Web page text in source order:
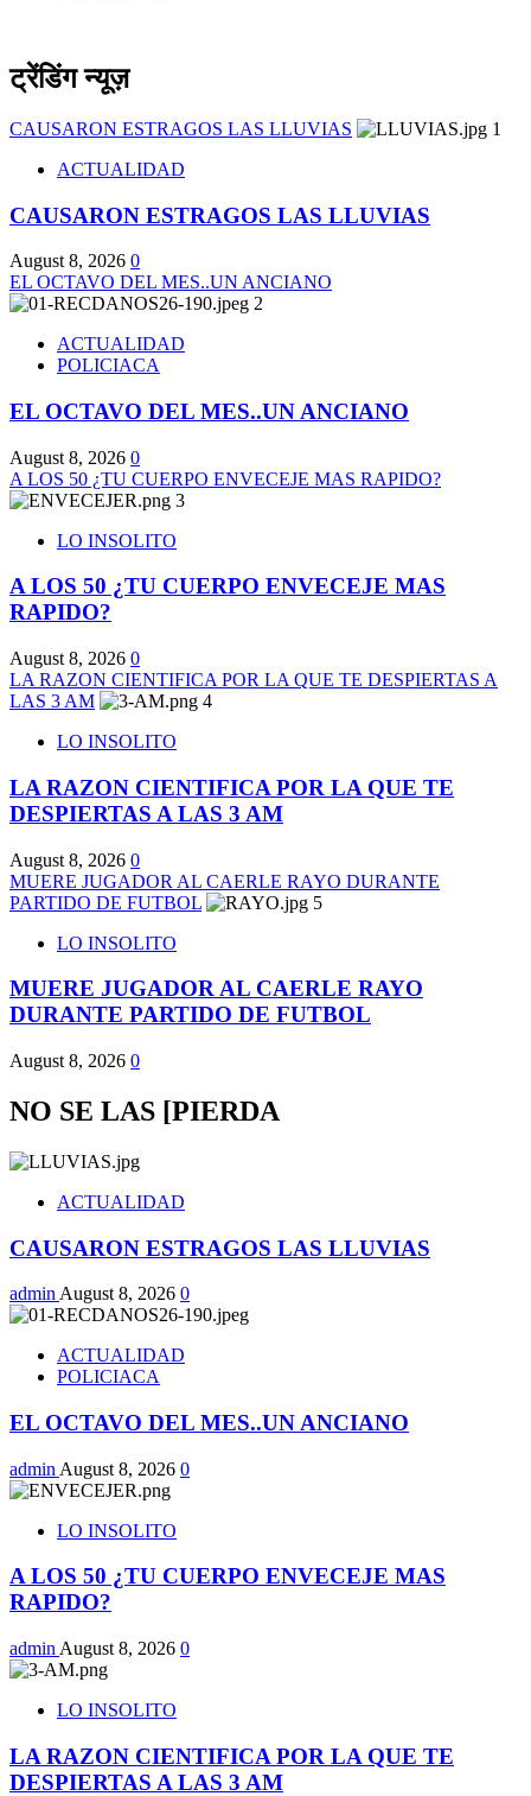
ट्रेंडिंग न्यूज़
CAUSARON ESTRAGOS LAS LLUVIAS
1
ACTUALIDAD
CAUSARON ESTRAGOS LAS LLUVIAS
August 8, 2026 0
EL OCTAVO DEL MES..UN ANCIANO
2
ACTUALIDAD
POLICIACA
EL OCTAVO DEL MES..UN ANCIANO
August 8, 2026 0
A LOS 50 ¿TU CUERPO ENVECEJE MAS RAPIDO?
3
LO INSOLITO
A LOS 50 ¿TU CUERPO ENVECEJE MAS
RAPIDO?
August 8, 2026 0
LA RAZON CIENTIFICA POR LA QUE TE DESPIERTAS A
LAS 3 AM
4
LO INSOLITO
LA RAZON CIENTIFICA POR LA QUE TE
DESPIERTAS A LAS 3 AM
August 8, 2026 0
MUERE JUGADOR AL CAERLE RAYO DURANTE
PARTIDO DE FUTBOL
5
LO INSOLITO
MUERE JUGADOR AL CAERLE RAYO
DURANTE PARTIDO DE FUTBOL
August 8, 2026 0
NO SE LAS [PIERDA
ACTUALIDAD
CAUSARON ESTRAGOS LAS LLUVIAS
admin August 8, 2026 0
ACTUALIDAD
POLICIACA
EL OCTAVO DEL MES..UN ANCIANO
admin August 8, 2026 0
LO INSOLITO
A LOS 50 ¿TU CUERPO ENVECEJE MAS
RAPIDO?
admin August 8, 2026 0
LO INSOLITO
LA RAZON CIENTIFICA POR LA QUE TE
DESPIERTAS A LAS 3 AM